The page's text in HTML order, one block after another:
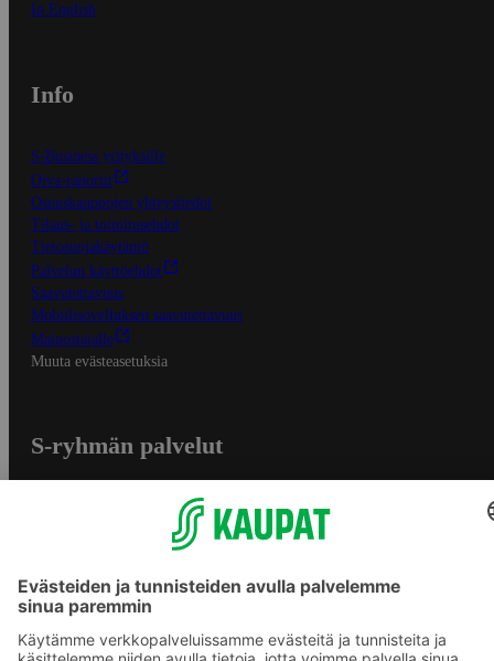
In English
Info
S-Business yrityksille
Oiva-raportit
Osuuskauppojen yhteystiedot
Tilaus- ja toimitusehdot
Tietosuojakäytäntö
Palvelun käyttöehdot
Saavutettavuus
Mobiilisovelluksen saavutettavuus
Mainostajalle
Muuta evästeasetuksia
S-ryhmän palvelut
S-ostoslista -sovellus
Prisma.fi
Sokos.fi
S-Pankki